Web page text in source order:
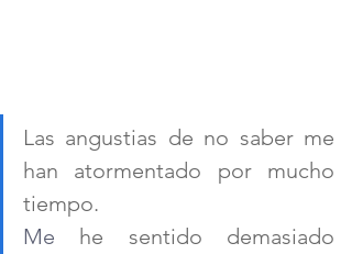
Las angustias de no saber me
han atormentado por mucho
tiempo.
Me
he sentido demasiado